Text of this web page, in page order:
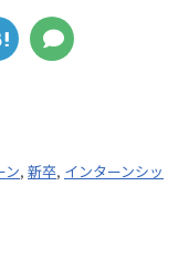
ン, 新卒, インターンシッ